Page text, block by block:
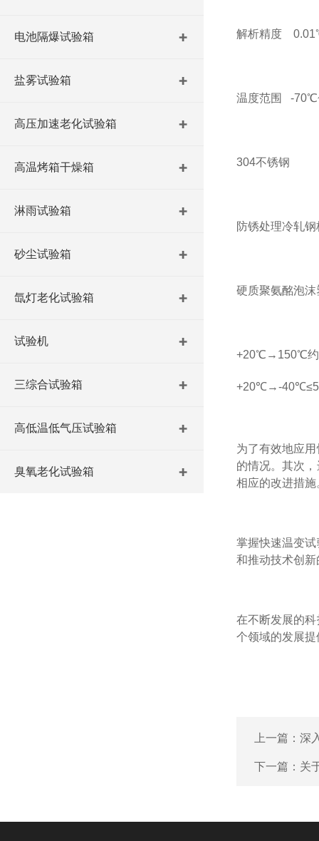
电池隔爆试验箱
盐雾试验箱
高压加速老化试验箱
高温烤箱干燥箱
淋雨试验箱
砂尘试验箱
氙灯老化试验箱
试验机
三综合试验箱
高低温低气压试验箱
臭氧老化试验箱
解析精度
温度范围 -
304不锈钢
防锈处理冷轧钢
硬质聚氨酩泡沫
+20℃→150℃约
+20℃→-
为了有效地应
的情况。其次
相应的改进措施
掌握快速温变
和推动技术创
在不断发展的
个领域的发展
上一篇： 深
下一篇： 关